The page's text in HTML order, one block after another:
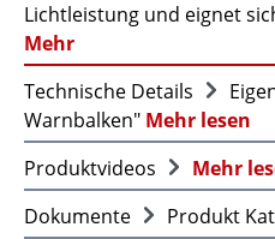
Lichtleistung und eignet
Mehr
Technische Details
Warnbalken" Mehr lesen
Produktvideos
Mehr
Dokumente
Produkt